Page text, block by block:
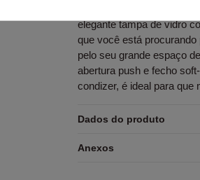
sala de estar ou sala de
elegante tampa de vidro
que você está procurando
pelo seu grande espaço
abertura push e fecho
condizer, é ideal para que
Dados do produto
Anexos